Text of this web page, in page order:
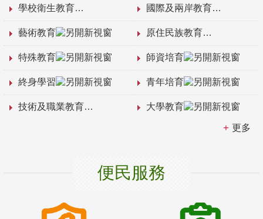
學校衛生教育 國際及兩岸教育
藝術教育 原住民族教育
特殊教育 師資培育
終身學習 青年培育
技術及職業教育 大學教育
更多
便民服務